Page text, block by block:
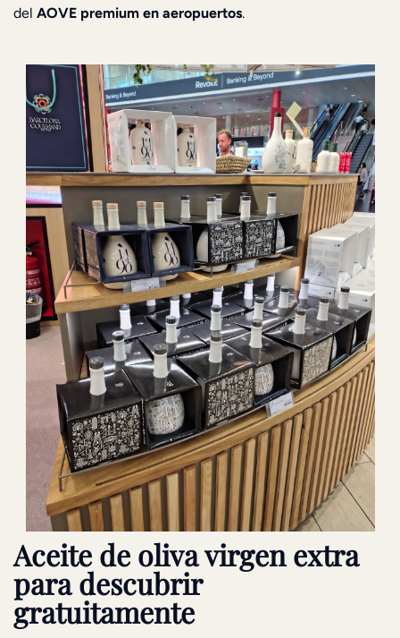
del AOVE premium en aeropuertos.
Aceite de oliva virgen extra
para descubrir
gratuitamente